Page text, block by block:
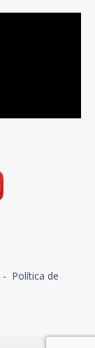
- Política de